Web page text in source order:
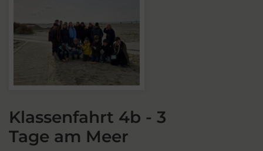
Klassenfahrt 4b - 3
Tage am Meer